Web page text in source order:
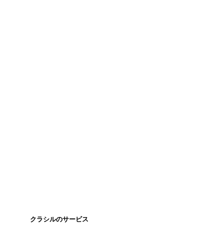
クラシルのサービス